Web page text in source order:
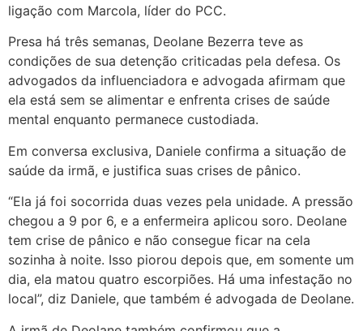
ligação com Marcola, líder do PCC.
Presa há três semanas, Deolane Bezerra teve as
condições de sua detenção criticadas pela defesa. Os
advogados da influenciadora e advogada afirmam que
ela está sem se alimentar e enfrenta crises de saúde
mental enquanto permanece custodiada.
Em conversa exclusiva, Daniele confirma a situação de
saúde da irmã, e justifica suas crises de pânico.
“Ela já foi socorrida duas vezes pela unidade. A pressão
chegou a 9 por 6, e a enfermeira aplicou soro. Deolane
tem crise de pânico e não consegue ficar na cela
sozinha à noite. Isso piorou depois que, em somente um
dia, ela matou quatro escorpiões. Há uma infestação no
local”, diz Daniele, que também é advogada de Deolane.